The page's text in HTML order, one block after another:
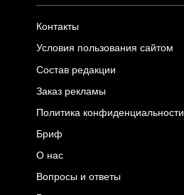
Контакты
Условия пользования сайтом
Состав редакции
Заказ рекламы
Политика конфиденциальности
Бриф
О нас
Вопросы и ответы